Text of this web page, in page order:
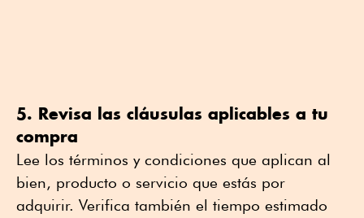
5. Revisa las cláusulas aplicables a tu
compra
Lee los términos y condiciones que aplican al
bien, producto o servicio que estás por
adquirir. Verifica también el tiempo estimado